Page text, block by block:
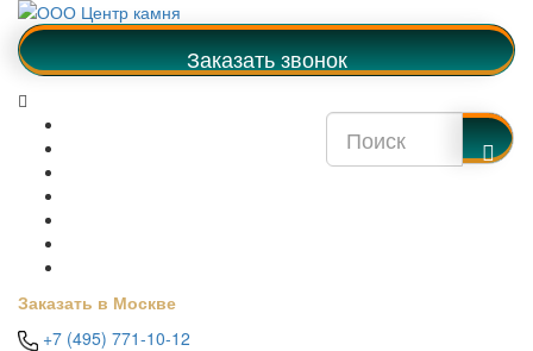
Заказать звонок
Заказать в Москве
+7 (495) 771-10-12